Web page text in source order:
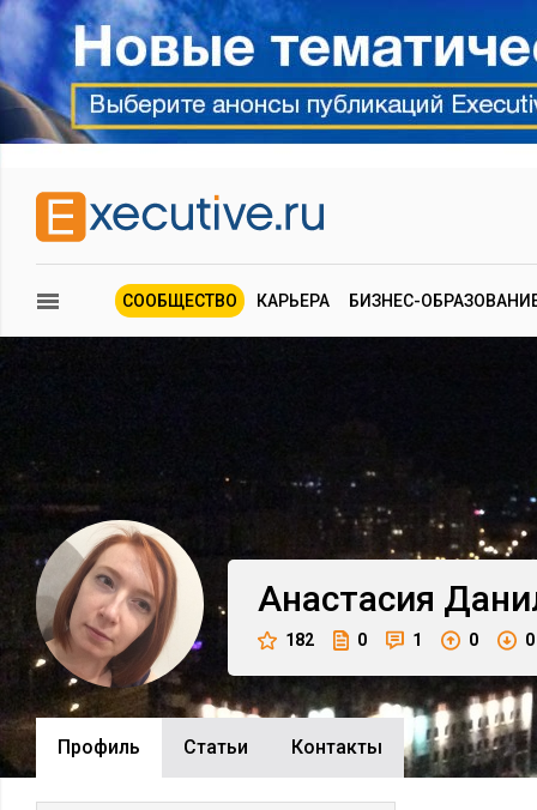
СООБЩЕСТВО КАРЬЕРА БИЗНЕС-
Анастасия
182 0 1 0 0
Профиль Cтатьи Контакты